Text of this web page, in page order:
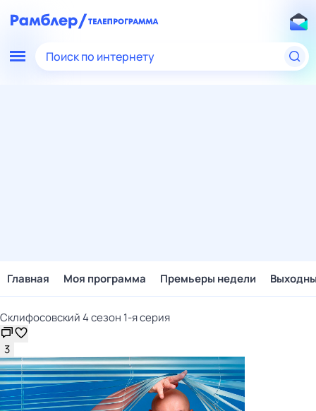
Поиск по интернету
Главная Моя программа Премьеры недели
Склифосовский 4 сезон 1-я серия
3